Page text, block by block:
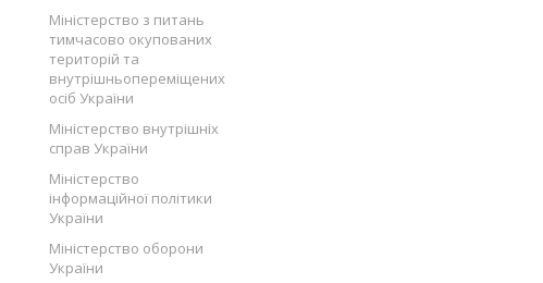
Міністерство з питань
тимчасово окупованих
територій та
внутрішньопереміщених
осіб України
Міністерство внутрішніх
справ України
Міністерство
інформаційної політики
України
Міністерство оборони
України